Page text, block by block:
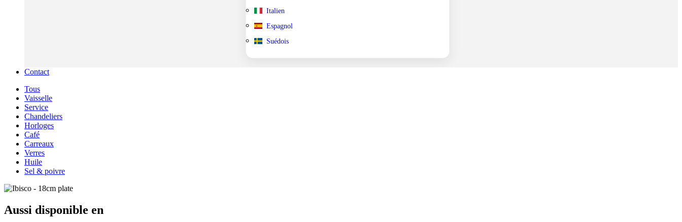
Italien
Espagnol
Suédois
Contact
Tous
Vaisselle
Service
Chandeliers
Horloges
Café
Carreaux
Verres
Huile
Sel & poivre
Aussi disponible en